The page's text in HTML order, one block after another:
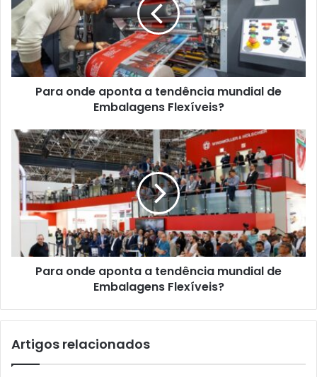
tendência
mundial
de
Embalagens
Flexíveis?
Para onde aponta a tendência mundial de
Embalagens Flexíveis?
Para
onde
aponta
tendência
mundial
Embalagens
Flexíveis?
Para onde aponta a tendência mundial de
Embalagens Flexíveis?
Artigos relacionados